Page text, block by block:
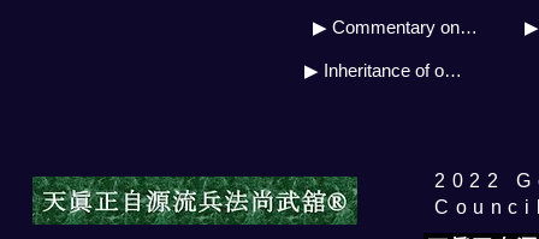
▶ Commentary on the military art biography
▶ Inheritance of own source
​2022